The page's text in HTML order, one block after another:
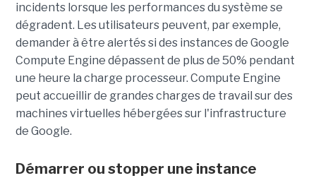
incidents lorsque les performances du système se
dégradent. Les utilisateurs peuvent, par exemple,
demander à être alertés si des instances de Google
Compute Engine dépassent de plus de 50% pendant
une heure la charge processeur. Compute Engine
peut accueillir de grandes charges de travail sur des
machines virtuelles hébergées sur l'infrastructure
de Google.
Démarrer ou stopper une instance